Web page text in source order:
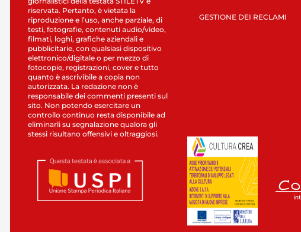
riservata. Pertanto, è vietata la
riproduzione e l’uso, anche parziale, di
testi, fotografie, contenuti audio/video,
filmati, loghi, grafiche aziendali e
pubblicitarie, con qualsiasi dispositivo
elettronico/digitale o per mezzo di
fotocopie, registrazioni, cover e tutto
quanto è ascrivibile a copia non
autorizzata. La redazione non è
responsabile dei commenti presenti sul
sito. Non potendo esercitare un
controllo continuo resta disponibile ad
eliminarli su segnalazione qualora gli
stessi risultano offensivi e oltraggiosi.
GESTIONE DEI RECLAMI